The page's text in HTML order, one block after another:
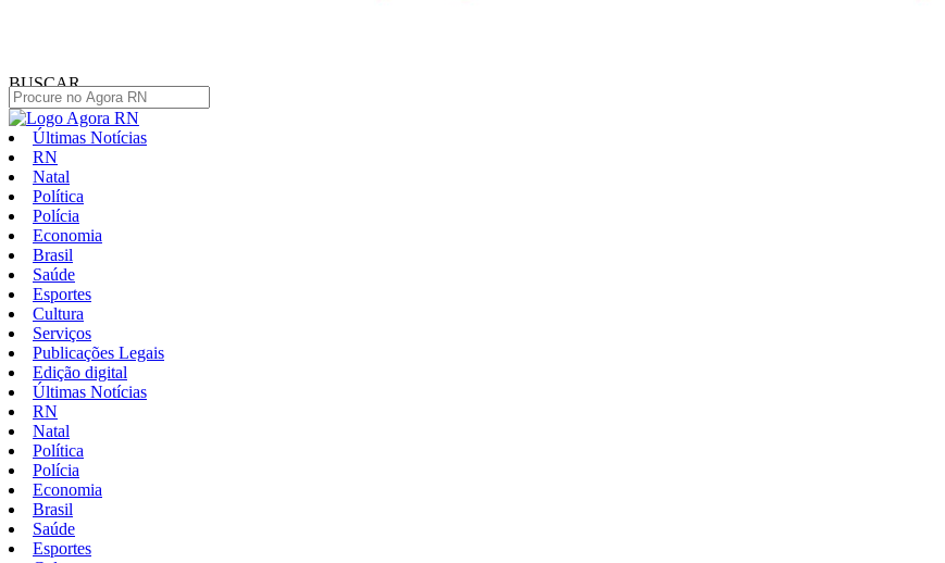
BUSCAR
Últimas Notícias
RN
Natal
Política
Polícia
Economia
Brasil
Saúde
Esportes
Cultura
Serviços
Publicações Legais
Edição digital
Últimas Notícias
RN
Natal
Política
Polícia
Economia
Brasil
Saúde
Esportes